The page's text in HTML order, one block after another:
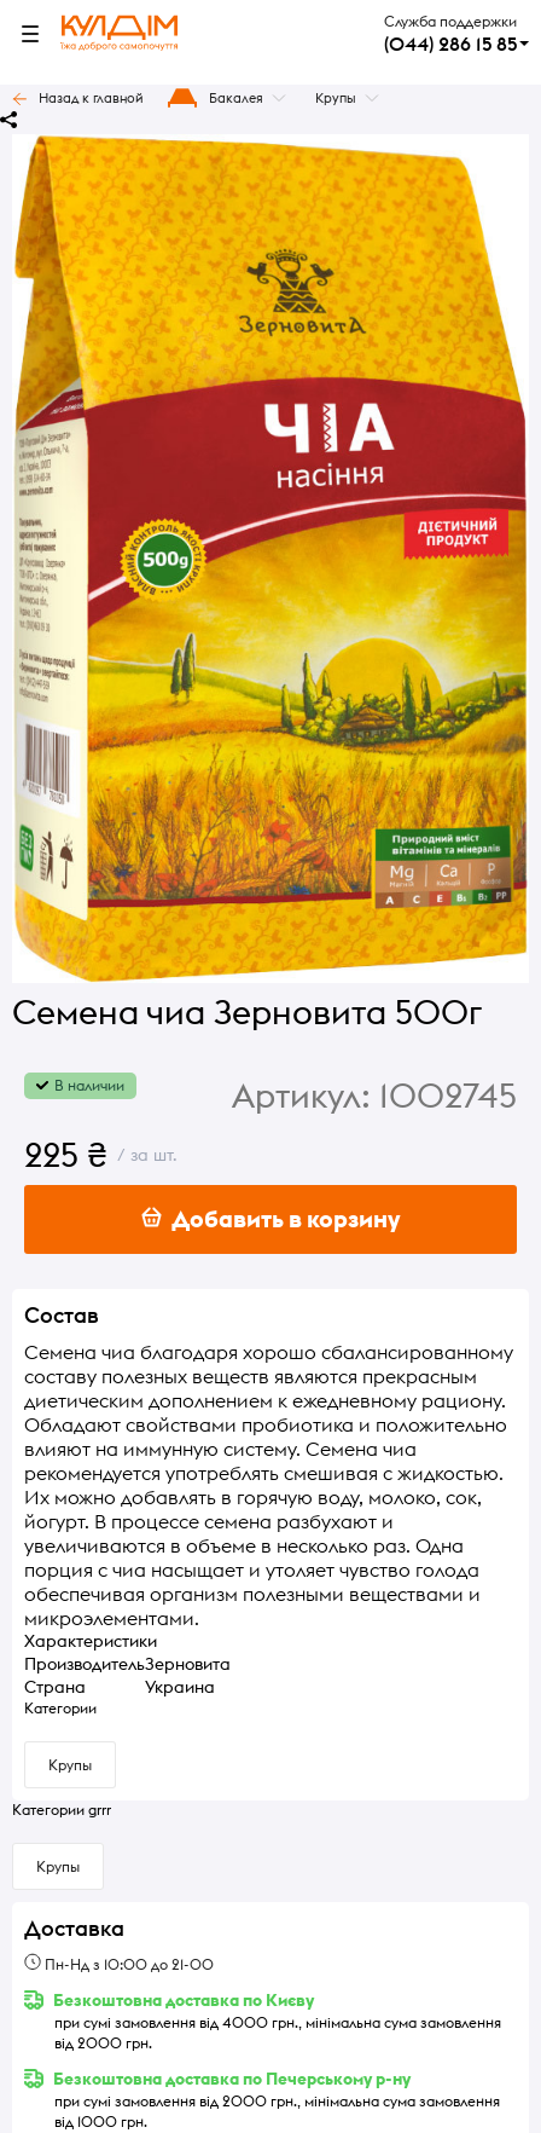
Служба поддержки
(044) 286 15 85
Назад к главной Бакалея Крупы
Семена чиа Зерновита 500г
В наличии Артикул: 1002745
225 ₴ / за шт.
Добавить в корзину
Состав
Семена чиа благодаря хорошо сбалансированному
составу полезных веществ являются прекрасным
диетическим дополнением к ежедневному рациону.
Обладают свойствами пробиотика и положительно
влияют на иммунную систему. Семена чиа
рекомендуется употреблять смешивая с жидкостью.
Их можно добавлять в горячую воду, молоко, сок,
йогурт. В процессе семена разбухают и
увеличиваются в объеме в несколько раз. Одна
порция с чиа насыщает и утоляет чувство голода
обеспечивая организм полезными веществами и
микроэлементами.
Характеристики
ПроизводительЗерновита
Страна
Украина
Категории
Крупы
Категории grrr
Крупы
Доставка
Пн-Нд з 10:00 до 21-00
Безкоштовна доставка по Києву
при сумі замовлення від 4000 грн., мінімальна сума замовлення
від 2000 грн.
Безкоштовна доставка по Печерському р-ну
при сумі замовлення від 2000 грн., мінімальна сума замовлення
від 1000 грн.